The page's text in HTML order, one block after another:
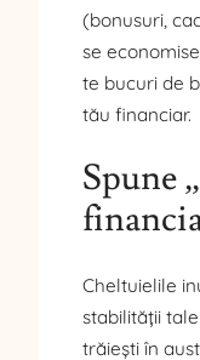
(bonusuri,
se
te bucuri de
tău financiar.
Spune
Cheltuielile
stabilității
trăiești în